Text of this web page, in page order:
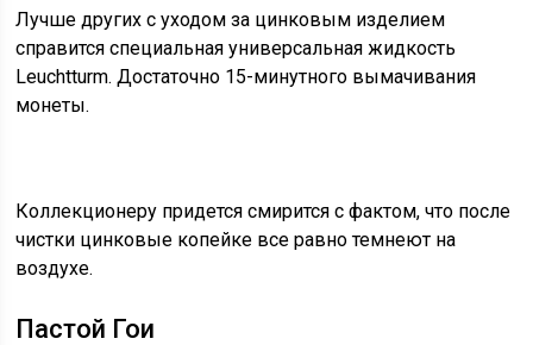
Лучше других с уходом за цинковым изделием
справится специальная универсальная жидкость
Leuchtturm. Достаточно 15-минутного вымачивания
монеты.
Коллекционеру придется смирится с фактом, что после
чистки цинковые копейке все равно темнеют на
воздухе.
Пастой Гои